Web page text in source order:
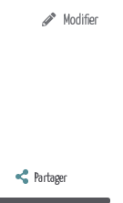
Modifier
Partager